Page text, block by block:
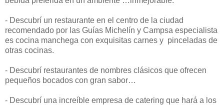
- Descubrí un restaurante en el centro de la ciudad
recomendado por las Guías Michelín y Campsa especialista
es cocina manchega con exquisitas carnes y pinceladas de
otras cocinas.
- Descubrí restaurantes de nombres clásicos que ofrecen
pequeños bocados con gran sabor…
- Descubrí una increíble empresa de catering que hará a los